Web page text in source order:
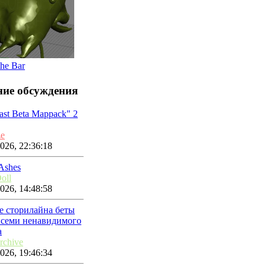
Bar
обсуждения
Beta Mappack" 2
22:36:18
14:48:58
сторилайна беты
ненавидимого
19:46:34